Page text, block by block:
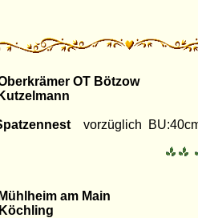
OT Bötzow
vorzüglich
Mühlheim am Main